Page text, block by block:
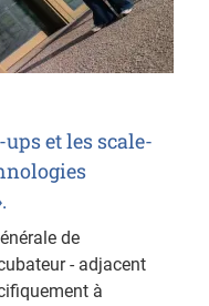
et les scale-
de
- adjacent
à